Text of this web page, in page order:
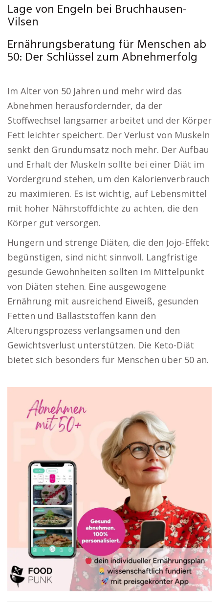
Lage von Engeln bei Bruchhausen-
Vilsen
Ernährungsberatung für Menschen ab
50: Der Schlüssel zum Abnehmerfolg
Im Alter von 50 Jahren und mehr wird das
Abnehmen herausfordernder, da der
Stoffwechsel langsamer arbeitet und der Körper
Fett leichter speichert. Der Verlust von Muskeln
senkt den Grundumsatz noch mehr. Der Aufbau
und Erhalt der Muskeln sollte bei einer Diät im
Vordergrund stehen, um den Kalorienverbrauch
zu maximieren. Es ist wichtig, auf Lebensmittel
mit hoher Nährstoffdichte zu achten, die den
Körper gut versorgen.
Hungern und strenge Diäten, die den Jojo-Effekt
begünstigen, sind nicht sinnvoll. Langfristige
gesunde Gewohnheiten sollten im Mittelpunkt
von Diäten stehen. Eine ausgewogene
Ernährung mit ausreichend Eiweiß, gesunden
Fetten und Ballaststoffen kann den
Alterungsprozess verlangsamen und den
Gewichtsverlust unterstützen. Die Keto-Diät
bietet sich besonders für Menschen über 50 an.